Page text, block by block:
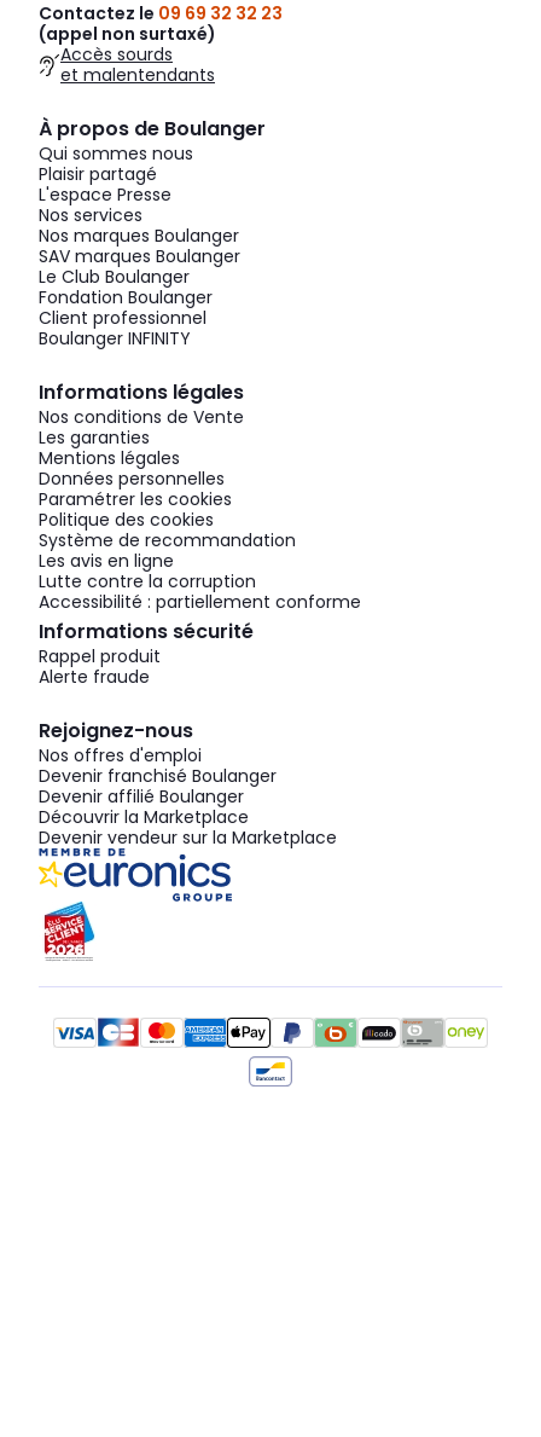
Contactez le 09 69 32 32 23
(appel non surtaxé)
Accès sourds
et malentendants
À propos de Boulanger
Qui sommes nous
Plaisir partagé
L'espace Presse
Nos services
Nos marques Boulanger
SAV marques Boulanger
Le Club Boulanger
Fondation Boulanger
Client professionnel
Boulanger INFINITY
Informations légales
Nos conditions de Vente
Les garanties
Mentions légales
Données personnelles
Paramétrer les cookies
Politique des cookies
Système de recommandation
Les avis en ligne
Lutte contre la corruption
Accessibilité : partiellement conforme
Informations sécurité
Rappel produit
Alerte fraude
Rejoignez-nous
Nos offres d'emploi
Devenir franchisé Boulanger
Devenir affilié Boulanger
Découvrir la Marketplace
Devenir vendeur sur la Marketplace